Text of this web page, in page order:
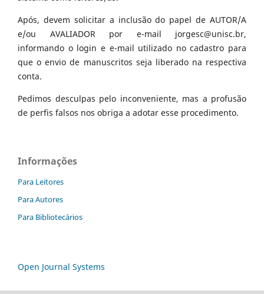
Após, devem solicitar a inclusão do papel de AUTOR/A
e/ou AVALIADOR por e-mail jorgesc@unisc.br,
informando o login e e-mail utilizado no cadastro para
que o envio de manuscritos seja liberado na respectiva
conta.
Pedimos desculpas pelo inconveniente, mas a profusão
de perfis falsos nos obriga a adotar esse procedimento.
Informações
Para Leitores
Para Autores
Para Bibliotecários
Open Journal Systems